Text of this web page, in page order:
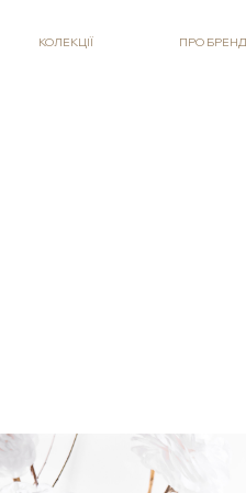
КОЛЕКЦІЇ ПРО БРЕНД